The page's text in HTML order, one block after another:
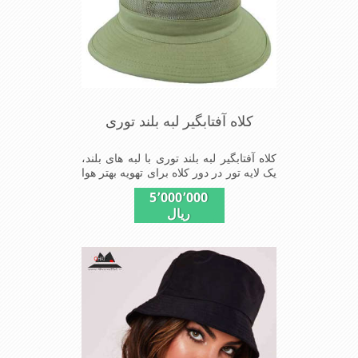
کلاه آفتابگیر لبه بلند توری
کلاه آفتابگیر لبه بلند توری با لبه های بلند،
یک لایه تور در دور کلاه برای تهویه بهتر هوا
و خنکی بیشتر سر در استفاده های طولانی
از این کلاه مفید می باشد
5٬000٬000
ریال